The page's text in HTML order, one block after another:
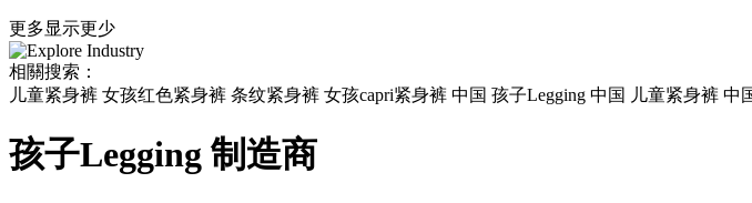
更多显示更少
相關搜索：
儿童紧身裤 女孩红色紧身裤 条纹紧身裤 女孩capri紧身裤 中国 孩子Legging 中国 儿童紧身裤
孩子Legging 制造商